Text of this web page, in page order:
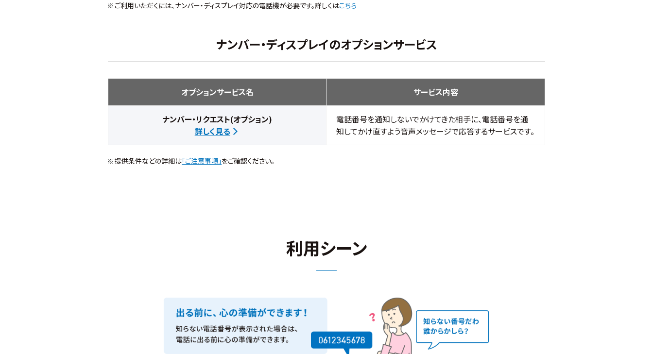
ご利用いただくには、ナンバー・ディスプレイ対応の電話機が必要です。詳しくはこちら
ナンバー・ディスプレイのオプションサービス
オプションサービス名 サービス内容
ナンバー・リクエスト(オプション)
詳しく見る
電話番号を通知しないでかけてきた相手に、電話番号を通
知してかけ直すよう音声メッセージで応答するサービスです。
提供条件などの詳細は「ご注意事項」をご確認ください。
利用シーン